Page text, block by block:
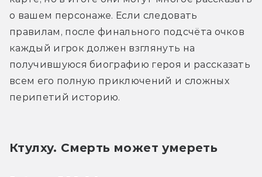
о вашем персонаже. Если следовать
правилам, после финального подсчёта очков
каждый игрок должен взглянуть на
получившуюся биографию героя и рассказать
всем его полную приключений и сложных
перипетий историю.
Ктулху. Смерть может умереть